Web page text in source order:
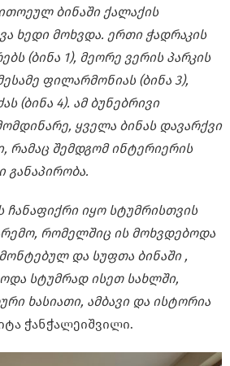
ბინაში ქალაქის
ხედი მოხვდა. ერთი ჭადრაკის
(ბინა 1), მეორე ვერის პარკის
ფილარმონიას (ბინა 3),
(ბინა 4). ამ ბუნებრივი
ყველა ბინას დავარქვი
რამაც შემდგომ ინტერიერის
განაპირობა.
ჩანაფიქრი იყო სტუმრისთვის
რომელშიც ის მოხვდებოდა
და სუფთა ბინაში ,
სტუმრად ისეთ სახლში,
ხასიათი, ამბავი და ისტორია
ჭანჭალეიშვილი.